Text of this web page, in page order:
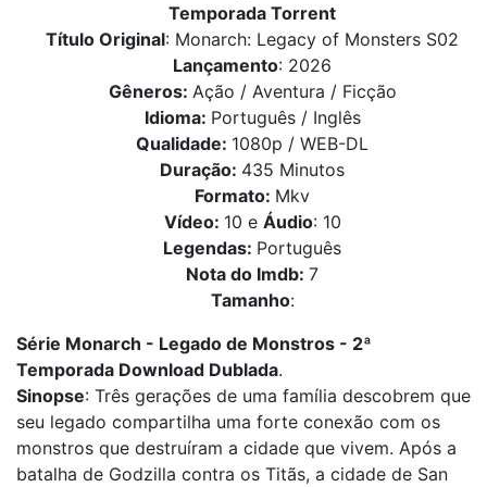
Temporada Torrent
Título Original: Monarch: Legacy of Monsters S02
Lançamento: 2026
Gêneros: Ação / Aventura / Ficção
Idioma: Português / Inglês
Qualidade: 1080p / WEB-DL
Duração: 435 Minutos
Formato: Mkv
Vídeo: 10 e Áudio: 10
Legendas: Português
Nota do Imdb: 7
Tamanho:
Série Monarch - Legado de Monstros - 2ª
Temporada Download Dublada.
Sinopse: Três gerações de uma família descobrem que
seu legado compartilha uma forte conexão com os
monstros que destruíram a cidade que vivem. Após a
batalha de Godzilla contra os Titãs, a cidade de San